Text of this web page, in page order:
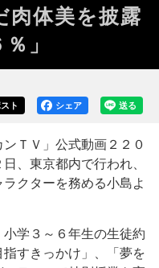
体美を披露
」
送る
シェア
ト
ＴＶ」公式動画２２０
、東京都内で行われ、
クターを務める小島よ
学３～６年生の生徒約
すきっかけ」、「夢を